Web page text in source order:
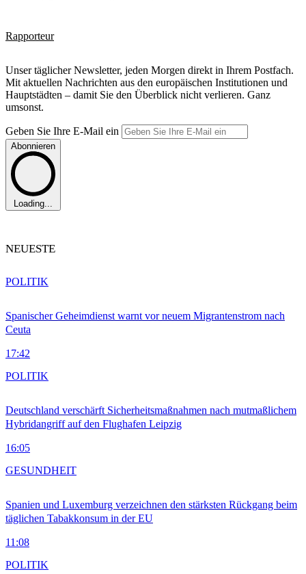
Rapporteur
Unser täglicher Newsletter, jeden Morgen direkt in Ihrem Postfach.
Mit aktuellen Nachrichten aus den europäischen Institutionen und
Hauptstädten – damit Sie den Überblick nicht verlieren. Ganz
umsonst.
Geben Sie Ihre E-Mail ein
Abonnieren
Loading...
NEUESTE
Spanischer Geheimdienst warnt vor neuem Migrantenstrom nach
Ceuta
17:42
POLITIK
Deutschland verschärft Sicherheitsmaßnahmen nach mutmaßlichem
Hybridangriff auf den Flughafen Leipzig
16:05
POLITIK
Spanien und Luxemburg verzeichnen den stärksten Rückgang beim
täglichen Tabakkonsum in der EU
11:08
GESUNDHEIT
POLITIK